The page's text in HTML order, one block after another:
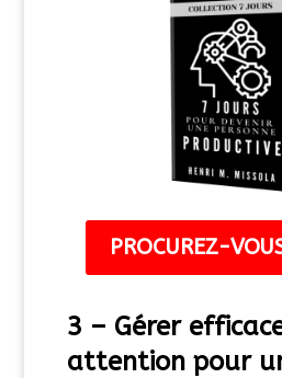
PROCUREZ-
3 – Gérer
attention pour